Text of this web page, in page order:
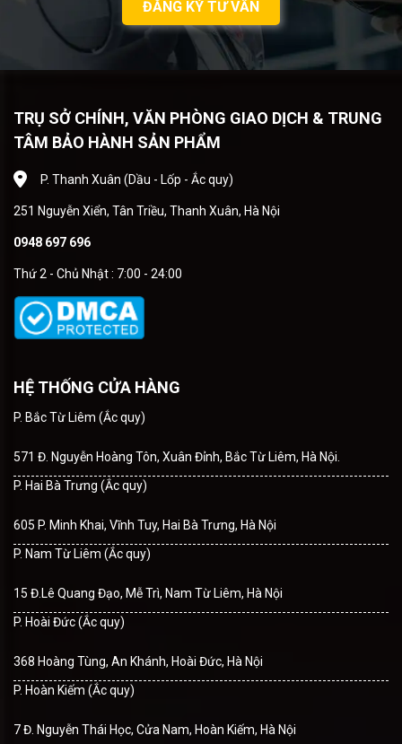
ĐĂNG KÝ TƯ VẤN
TRỤ SỞ CHÍNH, VĂN PHÒNG GIAO DỊCH & TRUNG
TÂM BẢO HÀNH SẢN PHẨM
P. Thanh Xuân (Dầu - Lốp - Ắc quy)
251 Nguyễn Xiển, Tân Triều, Thanh Xuân, Hà Nội
0948 697 696
Thứ 2 - Chủ Nhật : 7:00 - 24:00
HỆ THỐNG CỬA HÀNG
P. Bắc Từ Liêm (Ắc quy)
571 Đ. Nguyễn Hoàng Tôn, Xuân Đỉnh, Bắc Từ Liêm, Hà Nội.
P. Hai Bà Trưng (Ắc quy)
605 P. Minh Khai, Vĩnh Tuy, Hai Bà Trưng, Hà Nội
P. Nam Từ Liêm (Ắc quy)
15 Đ.Lê Quang Đạo, Mễ Trì, Nam Từ Liêm, Hà Nội
P. Hoài Đức (Ắc quy)
368 Hoàng Tùng, An Khánh, Hoài Đức, Hà Nội
P. Hoàn Kiếm (Ắc quy)
7 Đ. Nguyễn Thái Học, Cửa Nam, Hoàn Kiếm, Hà Nội